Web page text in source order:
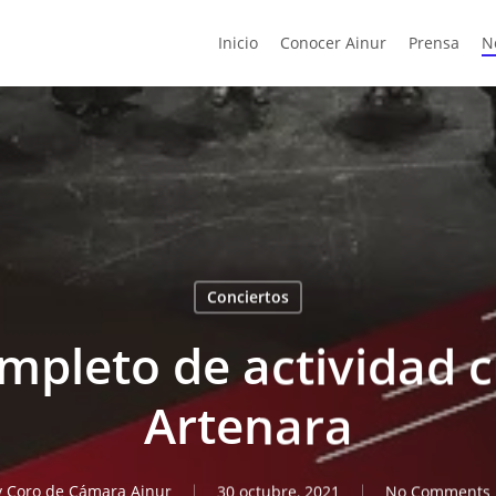
Inicio Conocer Ainur Prensa
Conciertos
de actividad
Artenara
Coro de Cámara Ainur 30 octubre, 2021 No Comments